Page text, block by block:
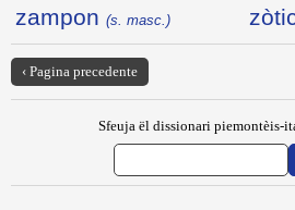
zampon (s. masc.)
‹ Pagina precedente
Sfeuja ël dissionari piemontèis-